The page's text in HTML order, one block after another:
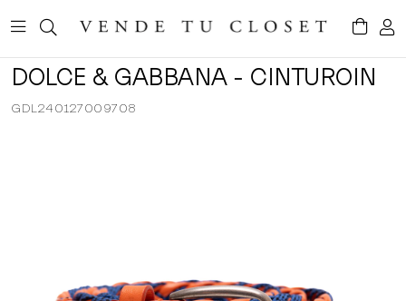
DOLCE & GABBANA - CINTUROIN
GDL240127009708